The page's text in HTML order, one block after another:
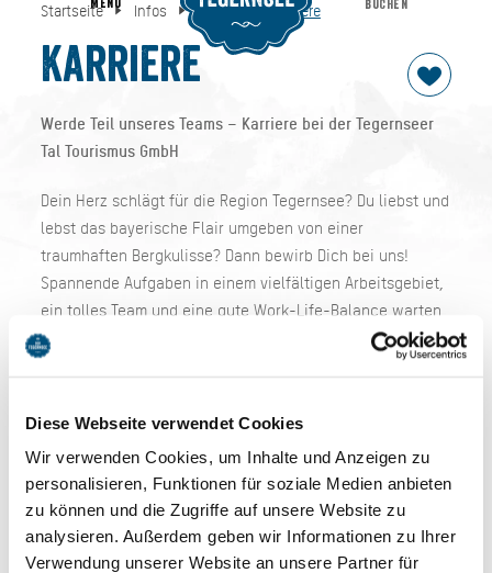
Diese Webseite verwendet Cookies
Wir verwenden Cookies, um Inhalte und Anzeigen zu
personalisieren, Funktionen für soziale Medien anbieten
zu können und die Zugriffe auf unsere Website zu
analysieren. Außerdem geben wir Informationen zu Ihrer
Verwendung unserer Website an unsere Partner für
Startseite Infos Service Karriere
Karriere
Werde Teil unseres Teams – Karriere bei der Tegernseer
Tal Tourismus GmbH
Dein Herz schlägt für die Region Tegernsee? Du liebst und
lebst das bayerische Flair umgeben von einer
traumhaften Bergkulisse? Dann bewirb Dich bei uns!
Spannende Aufgaben in einem vielfältigen Arbeitsgebiet,
ein tolles Team und eine gute Work-Life-Balance warten
auf Dich.
Zum Karriereportal der Tegernseer Tal Tourismus GmbH
Ist gerade keine passende Stelle für Dich
ausgeschrieben? Informiere dich gerne bei uns oder
sende uns direkt deine Initiativbewerbung an
personal@tegernsee.comzu.
Startseite Infos Service Karriere
MENU BUCHEN